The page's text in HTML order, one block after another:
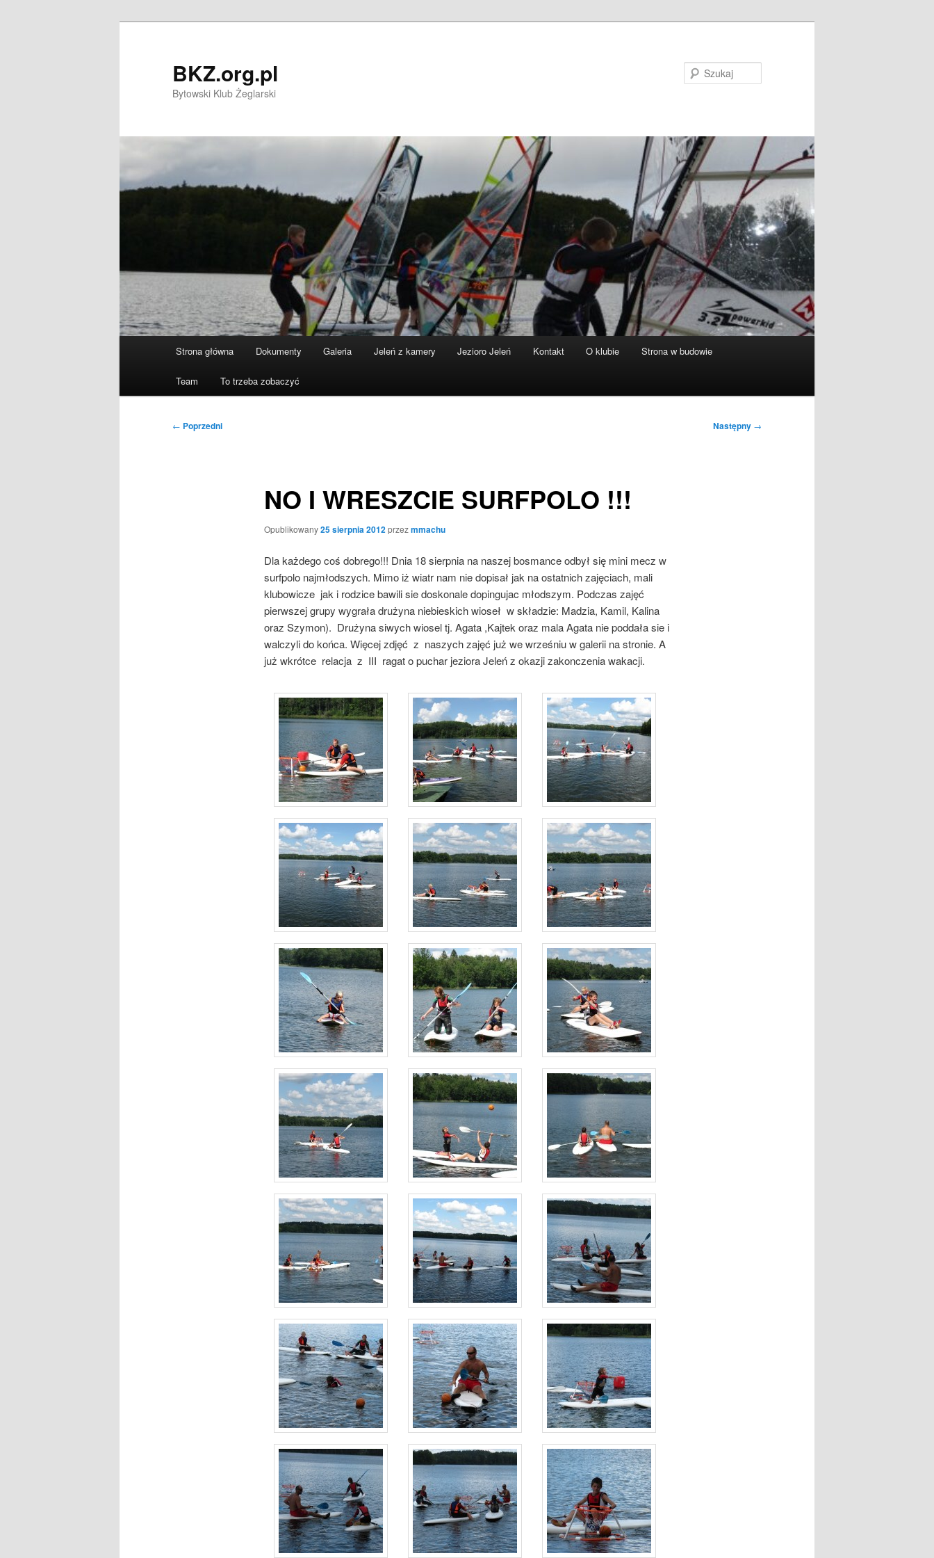
BKZ.org.pl
Bytowski Klub Żeglarski
Strona główna Dokumenty Galeria Jeleń z kamery Jezioro Jeleń Kontakt O klubie Strona w budowie
Team To trzeba zobaczyć
Nawigacja
← Poprzedni Następny →
NO I WRESZCIE SURFPOLO !!!
Opublikowany25 sierpnia 2012przezmmachu
Dla każdego coś dobrego!!! Dnia 18 sierpnia na naszej bosmance odbył się mini mecz w
surfpolo najmłodszych. Mimo iż wiatr nam nie dopisał jak na ostatnich zajęciach, mali
klubowicze jak i rodzice bawili sie doskonale dopingujac młodszym. Podczas zajęć
pierwszej grupy wygrała drużyna niebieskich wioseł w składzie: Madzia, Kamil, Kalina
oraz Szymon). Drużyna siwych wiosel tj. Agata ,Kajtek oraz mala Agata nie poddała sie i
walczyli do końca. Więcej zdjęć z naszych zajęć już we wrześniu w galerii na stronie. A
już wkrótce relacja z III ragat o puchar jeziora Jeleń z okazji zakonczenia wakacji.